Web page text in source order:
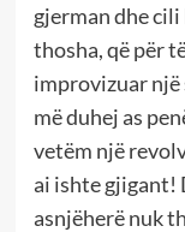
gjerman dhe cili
thosha, që për
improvizuar një
më duhej as
vetëm një
ai ishte gjigant!
asnjëherë nuk